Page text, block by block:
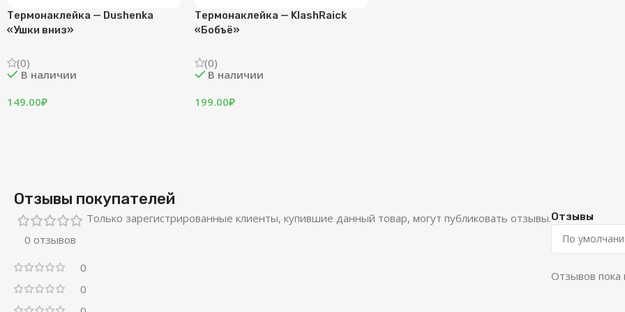
Термонаклейка — Dushenka
«Ушки вниз»
(0)
В наличии
149.00₽
Термонаклейка — KlashRaick
«Бобъё»
(0)
В наличии
199.00₽
Отзывы покупателей
0 отзывов
0
0
Отзывы
Отзывов пока
Только зарегистрированные клиенты, купившие данный товар, могут публиковать отзывы.